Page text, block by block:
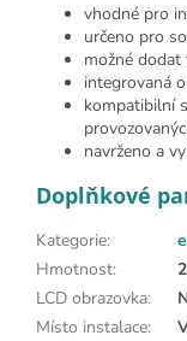
vhodné pro
určeno pro
možné dodat
integrovaná
kompatibilní
navrženo a
Doplňkové
Kategorie:
Hmotnost:
LCD obrazovka:
Místo instalace: